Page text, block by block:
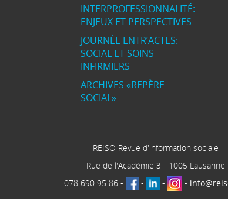
INTERPROFESSIONNALITÉ:
ENJEUX ET PERSPECTIVES
JOURNÉE ENTR’ACTES:
SOCIAL ET SOINS
INFIRMIERS
ARCHIVES «REPÈRE
SOCIAL»
REISO Revue d'information sociale
Rue de l'Académie 3 - 1005 Lausanne
078 690 95 86 - - - -